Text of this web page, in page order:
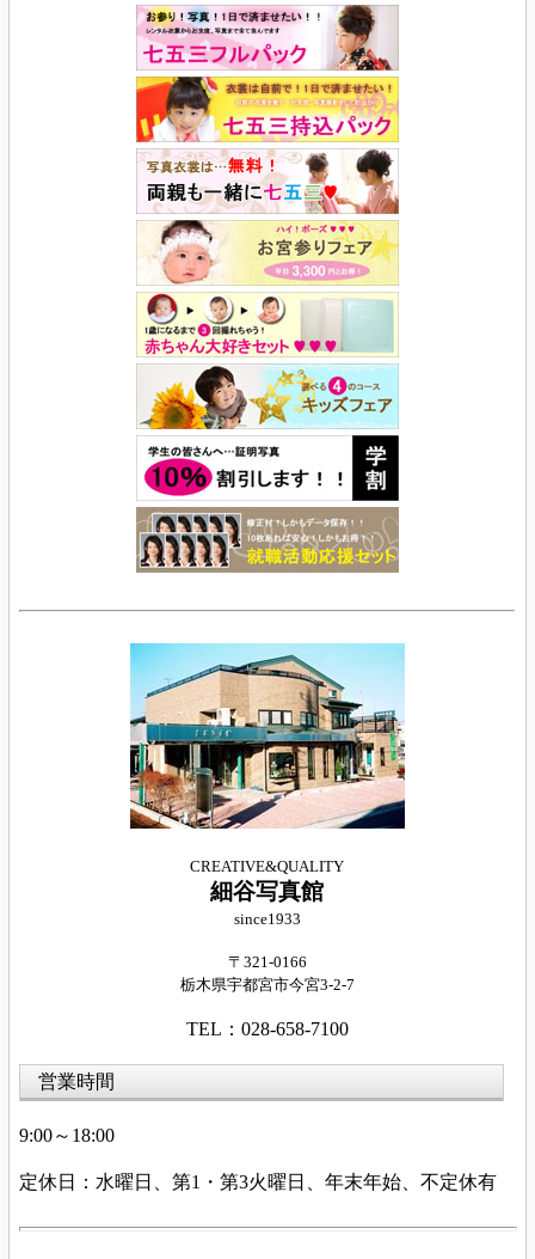
CREATIVE&QUALITY
細谷写真館
since1933
〒321-0166
栃木県宇都宮市今宮3-2-7
TEL：028-658-7100
営業時間
9:00～18:00
定休日：水曜日、第1・第3火曜日、年末年始、不定休有